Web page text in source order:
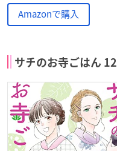
Amazonで購入
サチのお寺ごはん